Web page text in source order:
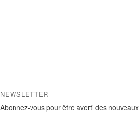
NEWSLETTER
Abonnez-vous pour être averti des nouveaux